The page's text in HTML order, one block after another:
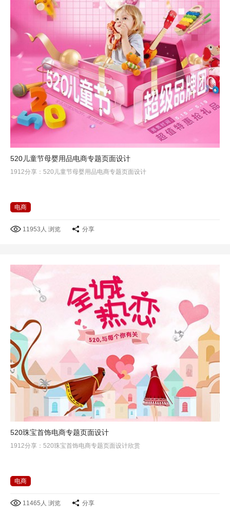
520儿童节母婴用品电商专题页面设计
1912分享：520儿童节母婴用品电商专题页面设计
电商
11953人 浏览 分享
520珠宝首饰电商专题页面设计
1912分享：520珠宝首饰电商专题页面设计欣赏
电商
11465人 浏览 分享